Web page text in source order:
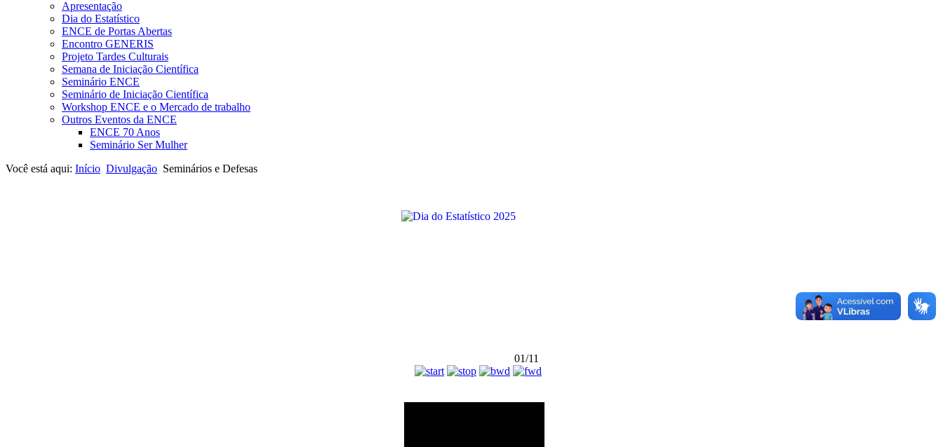
Apresentação
Dia do Estatístico
ENCE de Portas Abertas
Encontro GENERIS
Projeto Tardes Culturais
Semana de Iniciação Científica
Seminário ENCE
Seminário de Iniciação Científica
Workshop ENCE e o Mercado de trabalho
Outros Eventos da ENCE
ENCE 70 Anos
Seminário Ser Mulher
Você está aqui: Início Divulgação Seminários e Defesas
01/11